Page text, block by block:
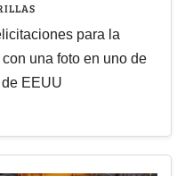
para la
una foto en uno de
EEUU